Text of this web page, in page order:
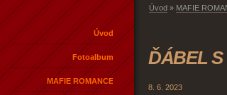
Úvod
Fotoalbum
MAFIE ROMANCE
Úvod » MAFIE
ĎÁBEL S
8. 6. 2023